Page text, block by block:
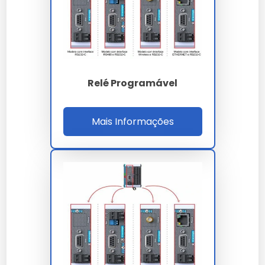
Conecte os fios de entrada e saída de acordo
com o manual.
Fixe o relé em um local seguro e arejado.
Programe o relé conforme as instruções do
Ligue a fonte de energia e teste o
Faixa de Preço
O preço do relé contador programável varia entre R$
marca escolhida. Fatores como capacidade de
contagem e material influenciam no custo.
Onde Comprar
Relés contadores programáveis podem ser adquiridos
em lojas especializadas em eletrônicos e automação,
Relé Programável
Mais Informações